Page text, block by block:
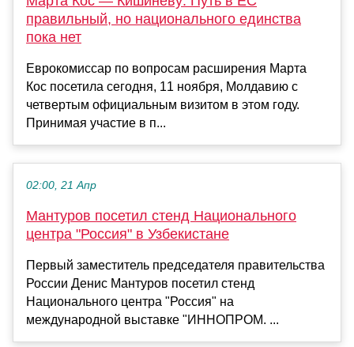
правильный, но национального единства
пока нет
Еврокомиссар по вопросам расширения Марта
Кос посетила сегодня, 11 ноября, Молдавию с
четвертым официальным визитом в этом году.
Принимая участие в п...
02:00, 21 Апр
Мантуров посетил стенд Национального
центра "Россия" в Узбекистане
Первый заместитель председателя правительства
России Денис Мантуров посетил стенд
Национального центра "Россия" на
международной выставке "ИННОПРОМ. ...